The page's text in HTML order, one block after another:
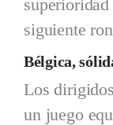
siguiente
Bélgica,
Los
un juego